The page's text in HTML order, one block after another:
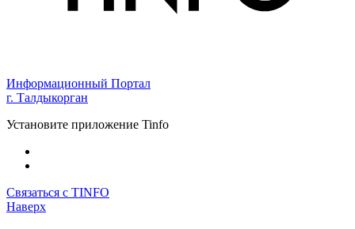
Информационный Портал
г. Талдыкорган
Установите приложение Tinfo
Связаться с TINFO
Наверх